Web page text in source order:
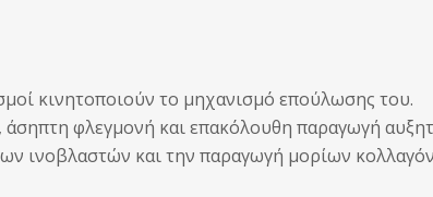
κινητοποιούν το μηχανισμό επούλωσης του.
άσηπτη φλεγμονή και επακόλουθη παραγωγή
ινοβλαστών και την παραγωγή μορίων